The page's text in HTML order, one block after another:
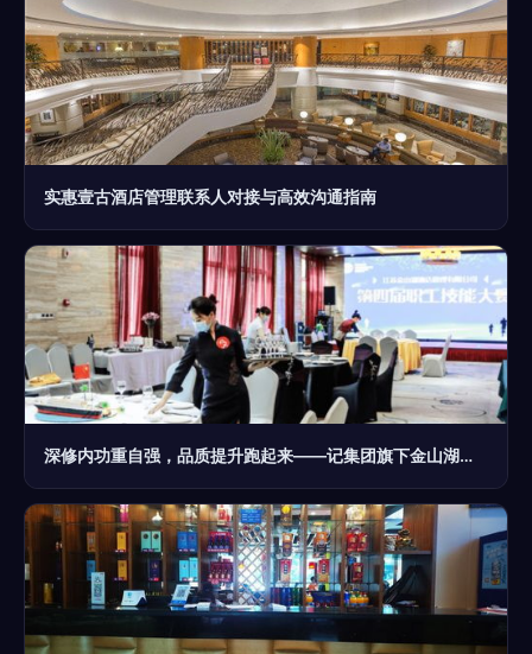
实惠壹古酒店管理联系人对接与高效沟通指南
深修内功重自强，品质提升跑起来——记集团旗下金山湖酒店管理公司第四届职工技能大赛